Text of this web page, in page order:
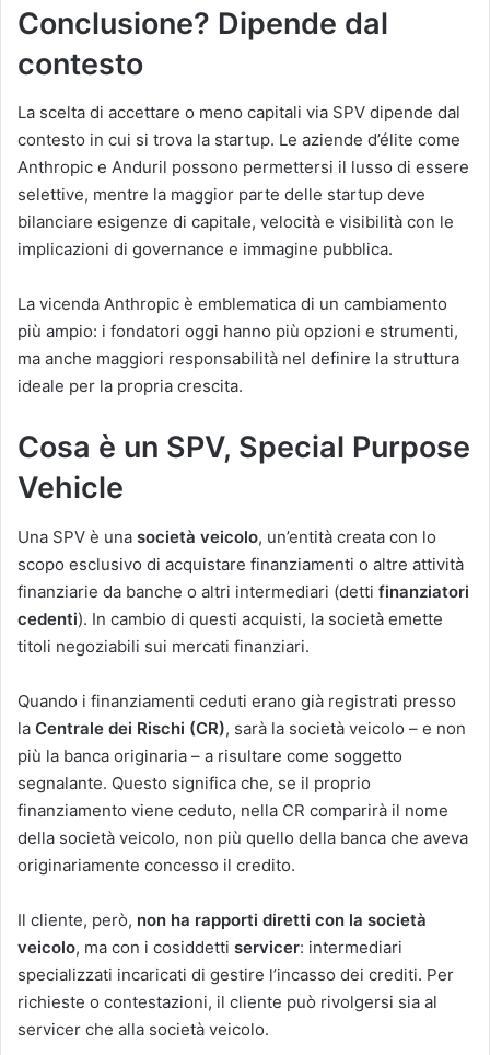
Conclusione? Dipende dal
contesto
La scelta di accettare o meno capitali via SPV dipende dal
contesto in cui si trova la startup. Le aziende d’élite come
Anthropic e Anduril possono permettersi il lusso di essere
selettive, mentre la maggior parte delle startup deve
bilanciare esigenze di capitale, velocità e visibilità con le
implicazioni di governance e immagine pubblica.
La vicenda Anthropic è emblematica di un cambiamento
più ampio: i fondatori oggi hanno più opzioni e strumenti,
ma anche maggiori responsabilità nel definire la struttura
ideale per la propria crescita.
Cosa è un SPV, Special Purpose
Vehicle
Una SPV è una società veicolo, un’entità creata con lo
scopo esclusivo di acquistare finanziamenti o altre attività
finanziarie da banche o altri intermediari (detti finanziatori
cedenti). In cambio di questi acquisti, la società emette
titoli negoziabili sui mercati finanziari.
Quando i finanziamenti ceduti erano già registrati presso
la Centrale dei Rischi (CR), sarà la società veicolo – e non
più la banca originaria – a risultare come soggetto
segnalante. Questo significa che, se il proprio
finanziamento viene ceduto, nella CR comparirà il nome
della società veicolo, non più quello della banca che aveva
originariamente concesso il credito.
Il cliente, però, non ha rapporti diretti con la società
veicolo, ma con i cosiddetti servicer: intermediari
specializzati incaricati di gestire l’incasso dei crediti. Per
richieste o contestazioni, il cliente può rivolgersi sia al
servicer che alla società veicolo.